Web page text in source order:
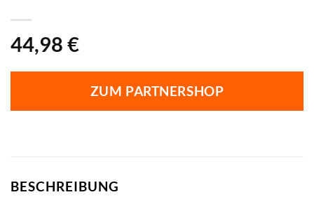
44,98 €
ZUM PARTNERSHOP
BESCHREIBUNG